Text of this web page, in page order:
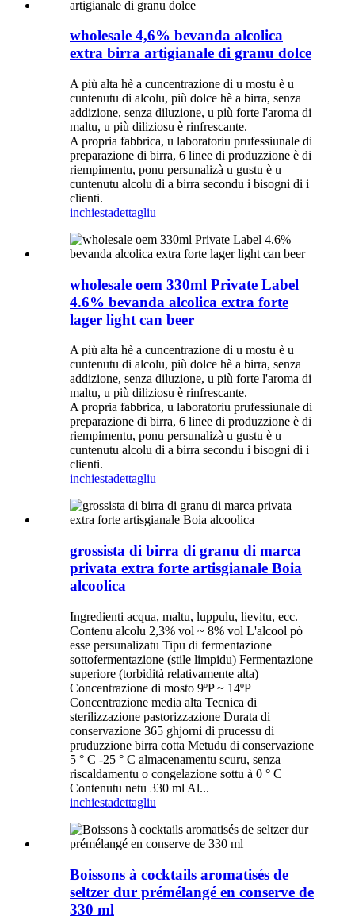
wholesale 4,6% bevanda alcolica
extra birra artigianale di granu dolce
A più alta hè a cuncentrazione di u mostu è u
cuntenutu di alcolu, più dolce hè a birra, senza
addizione, senza diluzione, u più forte l'aroma di
maltu, u più diliziosu è rinfrescante.
A propria fabbrica, u laboratoriu prufessiunale di
preparazione di birra, 6 linee di produzzione è di
riempimentu, ponu persunalizà u gustu è u
cuntenutu alcolu di a birra secondu i bisogni di i
clienti.
inchiestadettagliu
wholesale oem 330ml Private Label
4.6% bevanda alcolica extra forte
lager light can beer
A più alta hè a cuncentrazione di u mostu è u
cuntenutu di alcolu, più dolce hè a birra, senza
addizione, senza diluzione, u più forte l'aroma di
maltu, u più diliziosu è rinfrescante.
A propria fabbrica, u laboratoriu prufessiunale di
preparazione di birra, 6 linee di produzzione è di
riempimentu, ponu persunalizà u gustu è u
cuntenutu alcolu di a birra secondu i bisogni di i
clienti.
inchiestadettagliu
grossista di birra di granu di marca
privata extra forte artisgianale Boia
alcoolica
Ingredienti acqua, maltu, luppulu, lievitu, ecc.
Contenu alcolu 2,3% vol ~ 8% vol L'alcool pò
esse persunalizatu Tipu di fermentazione
sottofermentazione (stile limpidu) Fermentazione
superiore (torbidità relativamente alta)
Concentrazione di mosto 9ºP ~ 14ºP
Concentrazione media alta Tecnica di
sterilizzazione pastorizzazione Durata di
conservazione 365 ghjorni di prucessu di
pruduzzione birra cotta Metudu di conservazione
5 ° C -25 ° C almacenamentu scuru, senza
riscaldamentu o congelazione sottu à 0 ° C
Contenutu netu 330 ml Al...
inchiestadettagliu
Boissons à cocktails aromatisés de
seltzer dur prémélangé en conserve de
330 ml